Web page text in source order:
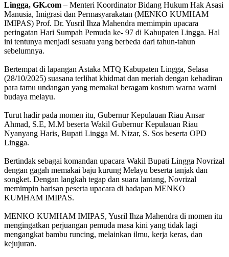
Lingga, GK.com – Menteri Koordinator Bidang Hukum Hak Asasi
Manusia, Imigrasi dan Permasyarakatan (MENKO KUMHAM
IMIPAS) Prof. Dr. Yusril Ihza Mahendra memimpin upacara
peringatan Hari Sumpah Pemuda ke- 97 di Kabupaten Lingga. Hal
ini tentunya menjadi sesuatu yang berbeda dari tahun-tahun
sebelumnya.
Bertempat di lapangan Astaka MTQ Kabupaten Lingga, Selasa
(28/10/2025) suasana terlihat khidmat dan meriah dengan kehadiran
para tamu undangan yang memakai beragam kostum warna warni
budaya melayu.
Turut hadir pada momen itu, Gubernur Kepulauan Riau Ansar
Ahmad, S.E, M.M beserta Wakil Gubernur Kepulauan Riau
Nyanyang Haris, Bupati Lingga M. Nizar, S. Sos beserta OPD
Lingga.
Bertindak sebagai komandan upacara Wakil Bupati Lingga Novrizal
dengan gagah memakai baju kurung Melayu beserta tanjak dan
songket. Dengan langkah tegap dan suara lantang, Novrizal
memimpin barisan peserta upacara di hadapan MENKO
KUMHAM IMIPAS.
MENKO KUMHAM IMIPAS, Yusril Ihza Mahendra di momen itu
mengingatkan perjuangan pemuda masa kini yang tidak lagi
mengangkat bambu runcing, melainkan ilmu, kerja keras, dan
kejujuran.